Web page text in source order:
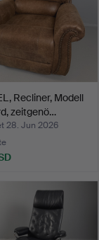
Recliner, Modell
zeitgenö…
28. Jun 2026